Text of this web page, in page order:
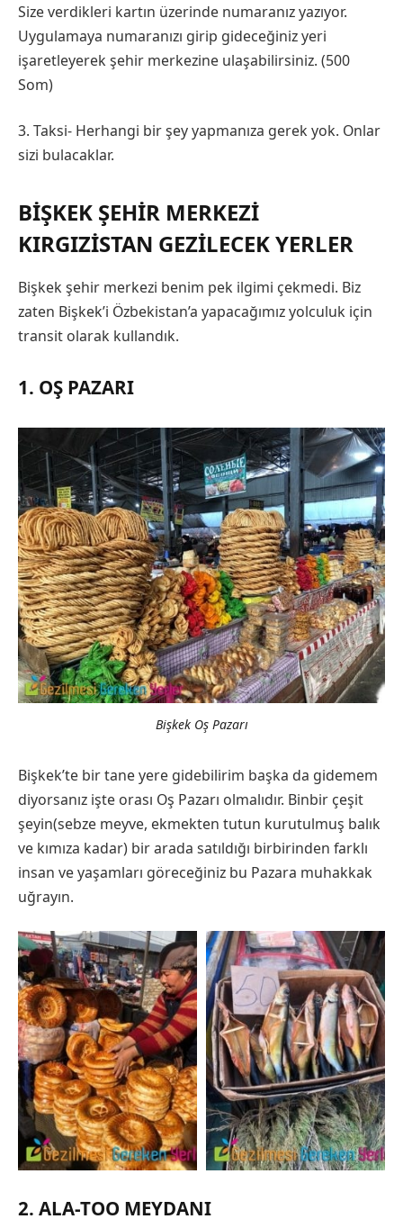
Size verdikleri kartın üzerinde numaranız yazıyor.
Uygulamaya numaranızı girip gideceğiniz yeri
işaretleyerek şehir merkezine ulaşabilirsiniz. (500
Som)
3. Taksi- Herhangi bir şey yapmanıza gerek yok. Onlar
sizi bulacaklar.
BIŞKEK ŞEHIR MERKEZI
KIRGIZISTAN GEZILECEK YERLER
Bişkek şehir merkezi benim pek ilgimi çekmedi. Biz
zaten Bişkek’i Özbekistan’a yapacağımız yolculuk için
transit olarak kullandık.
1. OŞ PAZARI
Bişkek Oş Pazarı
Bişkek’te bir tane yere gidebilirim başka da gidemem
diyorsanız işte orası Oş Pazarı olmalıdır. Binbir çeşit
şeyin(sebze meyve, ekmekten tutun kurutulmuş balık
ve kımıza kadar) bir arada satıldığı birbirinden farklı
insan ve yaşamları göreceğiniz bu Pazara muhakkak
uğrayın.
2. ALA-TOO MEYDANI